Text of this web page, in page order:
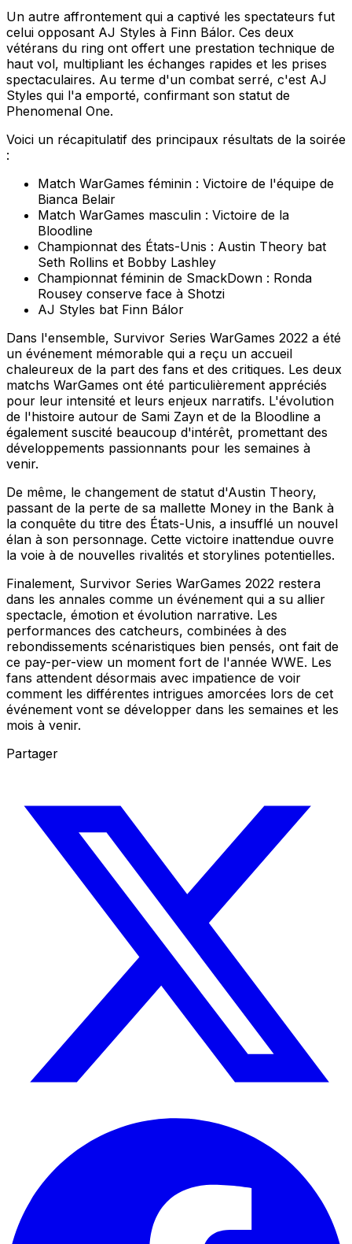
Un autre affrontement qui a captivé les spectateurs fut
celui opposant AJ Styles à Finn Bálor. Ces deux
vétérans du ring ont offert une prestation technique de
haut vol, multipliant les échanges rapides et les prises
spectaculaires. Au terme d'un combat serré, c'est AJ
Styles qui l'a emporté, confirmant son statut de
Phenomenal One.
Voici un récapitulatif des principaux résultats de la soirée
:
Match WarGames féminin : Victoire de l'équipe de
Bianca Belair
Match WarGames masculin : Victoire de la
Bloodline
Championnat des États-Unis : Austin Theory bat
Seth Rollins et Bobby Lashley
Championnat féminin de SmackDown : Ronda
Rousey conserve face à Shotzi
AJ Styles bat Finn Bálor
Dans l'ensemble, Survivor Series WarGames 2022 a été
un événement mémorable qui a reçu un accueil
chaleureux de la part des fans et des critiques. Les deux
matchs WarGames ont été particulièrement appréciés
pour leur intensité et leurs enjeux narratifs. L'évolution
de l'histoire autour de Sami Zayn et de la Bloodline a
également suscité beaucoup d'intérêt, promettant des
développements passionnants pour les semaines à
venir.
De même, le changement de statut d'Austin Theory,
passant de la perte de sa mallette Money in the Bank à
la conquête du titre des États-Unis, a insufflé un nouvel
élan à son personnage. Cette victoire inattendue ouvre
la voie à de nouvelles rivalités et storylines potentielles.
Finalement, Survivor Series WarGames 2022 restera
dans les annales comme un événement qui a su allier
spectacle, émotion et évolution narrative. Les
performances des catcheurs, combinées à des
rebondissements scénaristiques bien pensés, ont fait de
ce pay-per-view un moment fort de l'année WWE. Les
fans attendent désormais avec impatience de voir
comment les différentes intrigues amorcées lors de cet
événement vont se développer dans les semaines et les
mois à venir.
Partager